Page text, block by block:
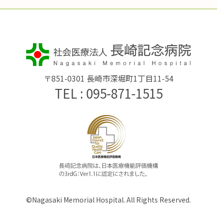
〒851-0301 長崎市深堀町1丁目11-54
TEL : 095-871-1515
©Nagasaki Memorial Hospital. All Rights Reserved.